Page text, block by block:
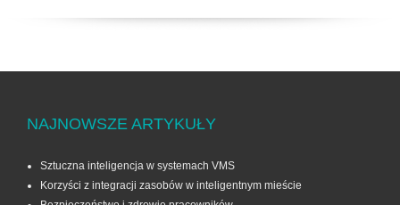
NAJNOWSZE ARTYKUŁY
Sztuczna inteligencja w systemach VMS
Korzyści z integracji zasobów w inteligentnym mieście